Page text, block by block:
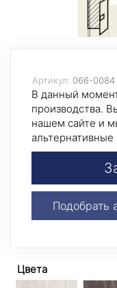
Артикул: 066-0084
В данный
производства.
нашем сайте и
альтернативные
Подобрать
Цвета